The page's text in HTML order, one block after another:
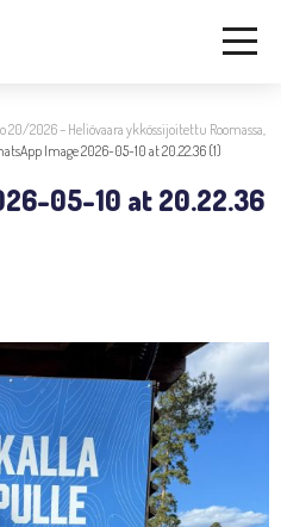
20/2026 – Heliövaara ykkössijoitettu Roomassa,
Image 2026-05-10 at 20.22.36 (1)
05-10 at 20.22.36